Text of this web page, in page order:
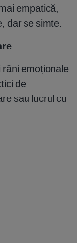
empatică,
dar se simte.
răni emoționale
de
sau lucrul cu